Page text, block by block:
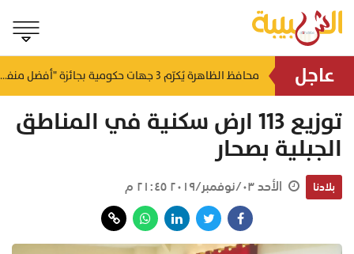
عاجل
منذ ٢١ ساعة منذ ٢١ ساعة محافظ الظاهرة يُكرّم 3 جهات حكومية بجائزة "أفضل منفذ تقديم خدمة" لعام 2025
توزيع 113 ارض سكنية في المناطق
الجبلية بصحار
بلادنا الأحد ٠٣/نوفمبر/٢٠١٩ ٢١:٤٥ م